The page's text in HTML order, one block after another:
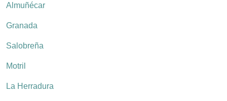
Almuñécar
Granada
Salobreña
Motril
La Herradura